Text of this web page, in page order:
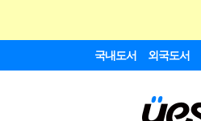
국내도서 외국도서